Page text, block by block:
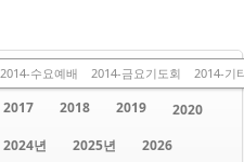
주일 2부 금요 말씀
2013
2014-수요예배 2014-금요기도회 2014-기
2017 2018 2019
2020
2024년 2025년 2026